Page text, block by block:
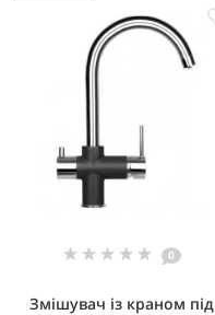
0
Змішувач із краном під